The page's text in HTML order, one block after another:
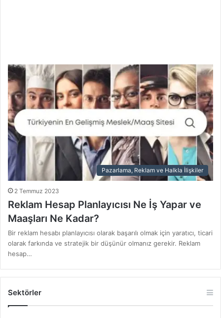
Pazarlama, Reklam ve Halkla İlişkiler
2 Temmuz 2023
Reklam Hesap Planlayıcısı Ne İş Yapar ve
Maaşları Ne Kadar?
Bir reklam hesabı planlayıcısı olarak başarılı olmak için yaratıcı, ticari
olarak farkında ve stratejik bir düşünür olmanız gerekir. Reklam
hesap…
Sektörler